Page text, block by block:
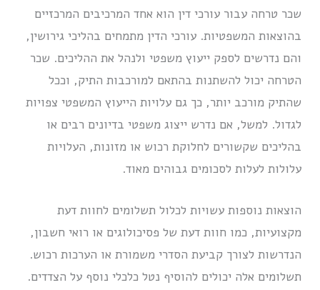
שכר טרחה עבור עורכי דין הוא אחד המרכיבים המרכזיים
בהוצאות המשפטיות. עורכי הדין מתמחים בהליכי גירושין,
והם נדרשים לספק ייעוץ משפטי ולנהל את ההליכים. שכר
הטרחה יכול להשתנות בהתאם למורכבות התיק, וככל
שהתיק מורכב יותר, כך גם עלויות הייעוץ המשפטי צפויות
לגדול. למשל, אם נדרש ייצוג משפטי בדיונים רבים או
בהליכים שקשורים לחלוקת רכוש או מזונות, העלויות
עלולות לעלות לסכומים גבוהים מאוד.
הוצאות נוספות עשויות לכלול תשלומים לחוות דעת
מקצועיות, כמו חוות דעת של פסיכולוגים או רואי חשבון,
הנדרשות לצורך קביעת הסדרי משמורת או הערכות רכוש.
תשלומים אלה יכולים להוסיף נטל כלכלי נוסף על הצדדים.